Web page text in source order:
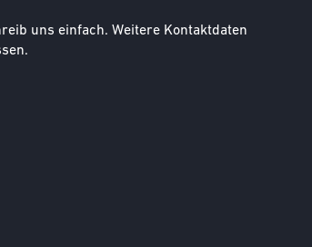
uns einfach. Weitere Kontaktdaten